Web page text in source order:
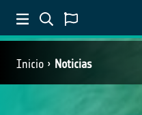
Inicio Noticias